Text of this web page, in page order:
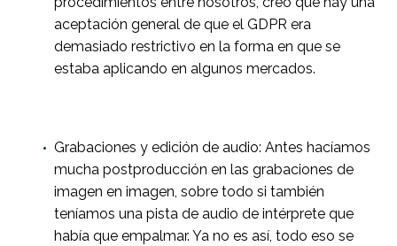
aceptación general de que el GDPR era
demasiado restrictivo en la forma en que se
estaba aplicando en algunos mercados.
Grabaciones y edición de audio: Antes hacíamos
mucha postproducción en las grabaciones de
imagen en imagen, sobre todo si también
teníamos una pista de audio de intérprete que
había que empalmar. Ya no es así, todo eso se